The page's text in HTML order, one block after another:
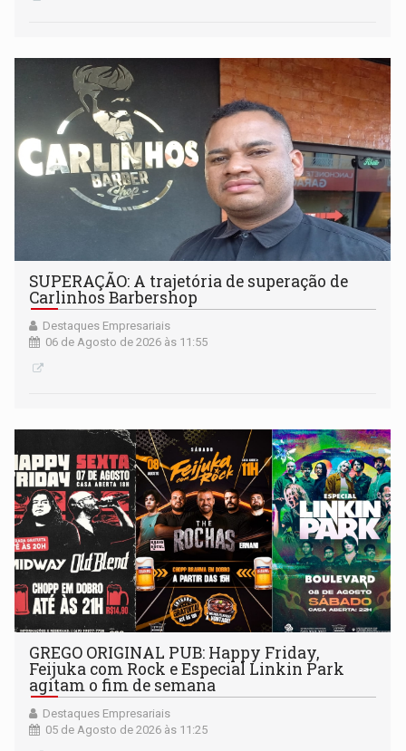
SUPERAÇÃO: A trajetória de superação de
Carlinhos Barbershop
Destaques Empresariais
06 de Agosto de 2026 às 11:55
GREGO ORIGINAL PUB: Happy Friday,
Feijuka com Rock e Especial Linkin Park
agitam o fim de semana
Destaques Empresariais
05 de Agosto de 2026 às 11:25